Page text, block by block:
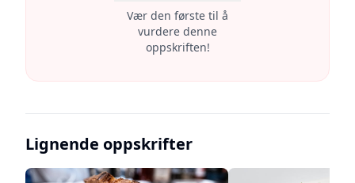
Vær den første til å
vurdere denne
oppskriften!
Lignende oppskrifter